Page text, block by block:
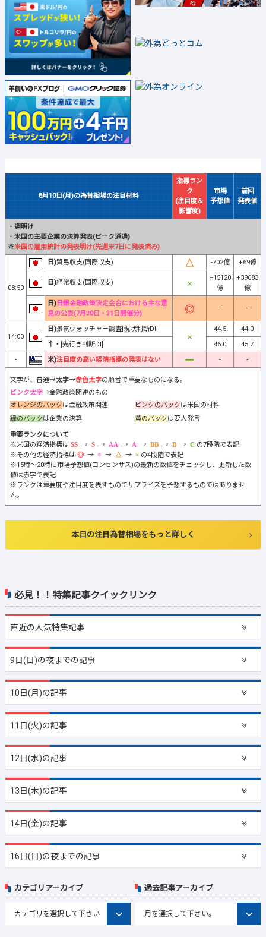
必見！！特集記事クイックリンク
直近の人気特集記事
9日(日)の夜までの記事
10日(月)の記事
11日(火)の記事
12日(水)の記事
13日(木)の記事
14日(金)の記事
16日(日)の夜までの記事
8月10日(月)の為替相場の注目材料
指標ラン
ク
(注目度＆
影響度)
市場
予想値
前回
発表値
・ 週明け
・ 米国の主要企業の決算発表(ピーク通過)
※米国の雇用統計の発表明け(先週末7日に発表済み)
08:50
日)貿易収支(国際収支) -702億 +69億
日)経常収支(国際収支)
+15120
億
+39683
億
日) 日銀金融政策決定会合における主な意
見の公表(7月30日・31日開催分)
- -
14:00
日)景気ウォッチャー調査[現状判断DI] 44.5
44.0
↑・ [先行き判断DI] 46.0
45.7
-
米)注目度の高い経済指標の発表はない - -
文字が、普通→太字→赤色太字の順番で重要なものになる。
ピンク太字→金融政策関連のもの
オレンジのバックは金融政策関連 ピンクのバックは米国の材料
緑のバックは企業の決算 黄のバックは要人発言
重要ランクについて
※米国の経済指標は
→ → → → → →
の7段階で表記
※その他の経済指標は
→ → →
の4段階で表記
※15時～20時に市場予想値(コンセンサス)の最新の数値をチェックし、更新した数
値は赤字で表記
※ランクは重要度や注目度を表すものでサプライズを予想するものではありませ
ん。
本日の注目為替相場をもっと詳しく
カテゴリアーカイブ 過去記事アーカイブ